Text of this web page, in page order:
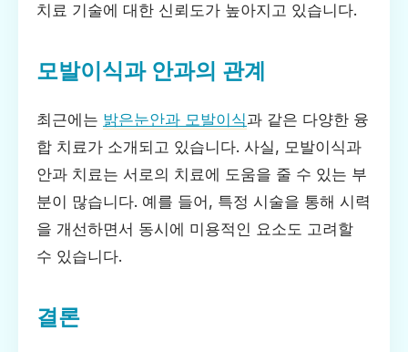
치료 기술에 대한 신뢰도가 높아지고 있습니다.
모발이식과 안과의 관계
최근에는 밝은눈안과 모발이식과 같은 다양한 융
합 치료가 소개되고 있습니다. 사실, 모발이식과
안과 치료는 서로의 치료에 도움을 줄 수 있는 부
분이 많습니다. 예를 들어, 특정 시술을 통해 시력
을 개선하면서 동시에 미용적인 요소도 고려할
수 있습니다.
결론